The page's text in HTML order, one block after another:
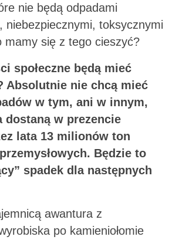
nie będą odpadami
niebezpiecznymi, toksycznymi
mamy się z tego cieszyć?
społeczne będą mieć
Absolutnie nie chcą mieć
w tym, ani w innym,
dostaną w prezencie
lata 13 milionów ton
Będzie to
spadek dla następnych
awantura z
po kamieniołomie